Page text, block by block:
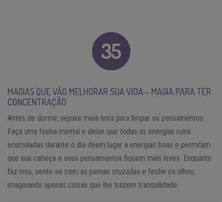
MAGIAS QUE VÃO MELHORAR SUA VIDA – MAGIA PARA TER
CONCENTRAÇÃO
Antes de dormir, separe meia hora para limpar os pensamentos.
Faça uma faxina mental e deixe que todas as energias ruins
acumuladas durante o dia deem lugar a energias boas e permitam
que sua cabeça e seus pensamentos fiquem mais leves. Enquanto
faz isso, sente-se com as pernas cruzadas e feche os olhos,
imaginando apenas coisas que lhe trazem tranquilidade.